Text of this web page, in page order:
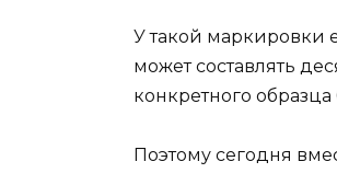
У такой маркировки
может составлять
конкретного
Поэтому сегодня